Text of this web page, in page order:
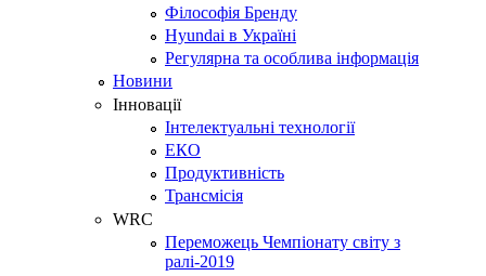
Філософія Бренду
Hyundai в Україні
Регулярна та особлива інформація
Новини
Інновації
Інтелектуальні технології
ЕКО
Продуктивність
Трансмісія
WRC
Переможець Чемпіонату світу з
ралі-2019